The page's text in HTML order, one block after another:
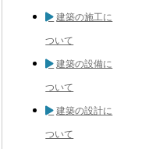
建築の施工に
ついて
建築の設備に
ついて
建築の設計に
ついて